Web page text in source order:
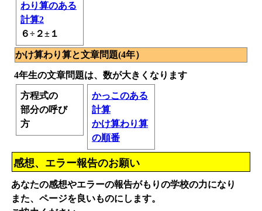
わり算のある
計算2
６÷２±１
かけ算わり算と文章問題(4年）
4年生の文章問題は、数が大きくなります
方程式の
部分の呼び
方
かっこのある
計算
かけ算わり算
の順番
感想、エラー報告のお願い
あなたの感想やエラーの報告がもりの学校の力になり
また、ページを良いものにします。